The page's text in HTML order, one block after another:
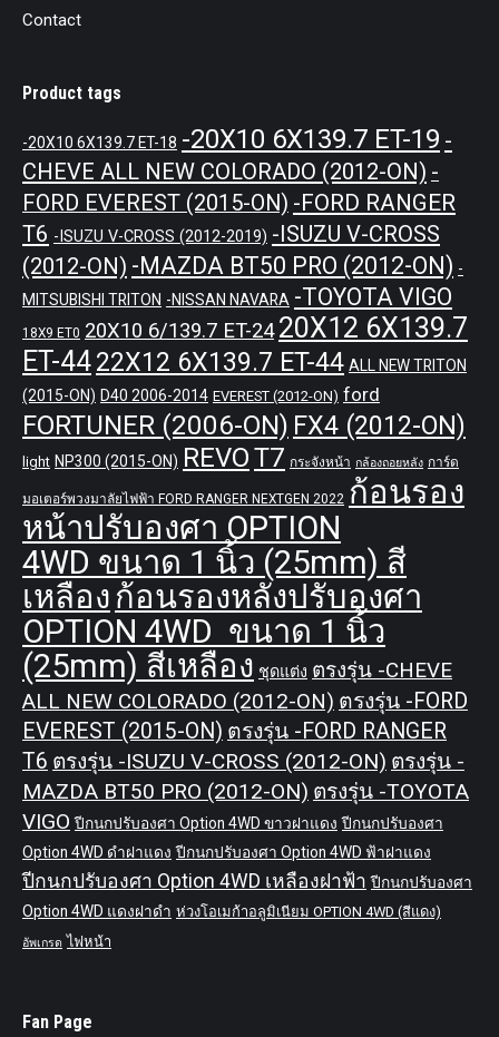
Contact
Product tags
-20X10 6X139.7 ET-18 -20X10 6X139.7 ET-19 -
CHEVE ALL NEW COLORADO (2012-ON) -
FORD EVEREST (2015-ON) -FORD RANGER
T6 -ISUZU V-CROSS (2012-2019) -ISUZU V-CROSS
(2012-ON) -MAZDA BT50 PRO (2012-ON) -
MITSUBISHI TRITON -NISSAN NAVARA -TOYOTA VIGO
18X9 ET0 20X10 6/139.7 ET-24 20X12 6X139.7
ET-4422X12 6X139.7 ET-44 ALL NEW TRITON
(2015-ON) D40 2006-2014 EVEREST (2012-ON) ford
FORTUNER (2006-ON) FX4 (2012-ON)
light NP300 (2015-ON) REVOT7 กระจังหน้า กล้องถอยหลัง การ์ด
มอเตอร์พวงมาลัยไฟฟ้า FORD RANGER NEXTGEN 2022 ก้อนรอง
หน้าปรับองศา OPTION
4WD ขนาด 1 นิ้ว (25mm) สี
เหลือง ก้อนรองหลังปรับองศา
OPTION 4WD ขนาด 1 นิ้ว
(25mm) สีเหลือง ชุดแต่ง ตรงรุ่น -CHEVE
ALL NEW COLORADO (2012-ON) ตรงรุ่น -FORD
EVEREST (2015-ON) ตรงรุ่น -FORD RANGER
T6 ตรงรุ่น -ISUZU V-CROSS (2012-ON) ตรงรุ่น -
MAZDA BT50 PRO (2012-ON) ตรงรุ่น -TOYOTA
VIGO ปีกนกปรับองศา Option 4WD ขาวฝาแดง ปีกนกปรับองศา
Option 4WD ดำฝาแดง ปีกนกปรับองศา Option 4WD ฟ้าฝาแดง
ปีกนกปรับองศา Option 4WD เหลืองฝาฟ้า ปีกนกปรับองศา
Option 4WD แดงฝาดำ ห่วงโอเมก้าอลูมิเนียม OPTION 4WD (สีแดง)
อัพเกรด ไฟหน้า
Fan Page